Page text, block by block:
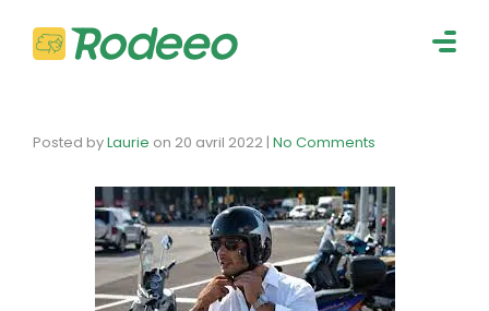
Posted byLaurie on 20 avril 2022 | No Comments